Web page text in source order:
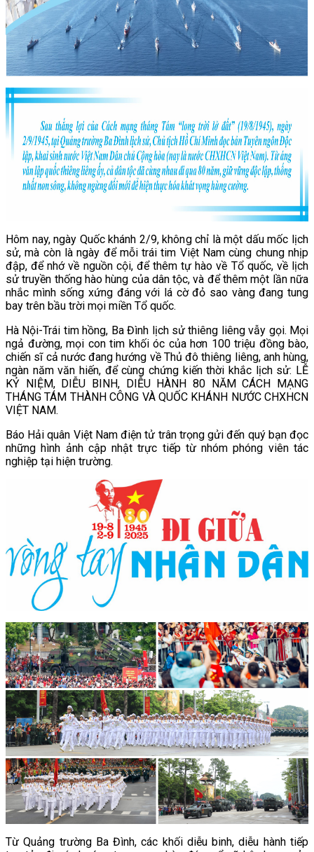
Hôm nay, ngày Quốc khánh 2/9, không chỉ là một dấu mốc lịch
sử, mà còn là ngày để mỗi trái tim Việt Nam cùng chung nhịp
đập, để nhớ về nguồn cội, để thêm tự hào về Tổ quốc, về lịch
sử truyền thống hào hùng của dân tộc, và để thêm một lần nữa
nhắc mình sống xứng đáng với lá cờ đỏ sao vàng đang tung
bay trên bầu trời mọi miền Tổ quốc.
Hà Nội-Trái tim hồng, Ba Đình lịch sử thiêng liêng vẫy gọi. Mọi
ngả đường, mọi con tim khối óc của hơn 100 triệu đồng bào,
chiến sĩ cả nước đang hướng về Thủ đô thiêng liêng, anh hùng,
ngàn năm văn hiến, để cùng chứng kiến thời khắc lịch sử: LỄ
KỶ NIỆM, DIỄU BINH, DIỄU HÀNH 80 NĂM CÁCH MẠNG
THÁNG TÁM THÀNH CÔNG VÀ QUỐC KHÁNH NƯỚC CHXHCN
VIỆT NAM.
Báo Hải quân Việt Nam điện tử trân trọng gửi đến quý bạn đọc
những hình ảnh cập nhật trực tiếp từ nhóm phóng viên tác
nghiệp tại hiện trường.
Từ Quảng trường Ba Đình, các khối diễu binh, diễu hành tiếp